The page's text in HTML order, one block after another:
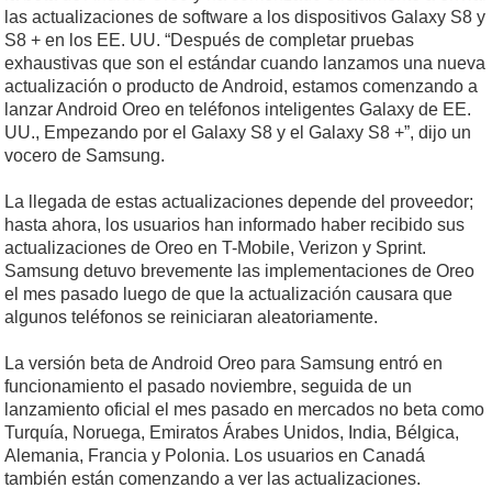
las actualizaciones de software a los dispositivos Galaxy S8 y
S8 + en los EE. UU. “Después de completar pruebas
exhaustivas que son el estándar cuando lanzamos una nueva
actualización o producto de Android, estamos comenzando a
lanzar Android Oreo en teléfonos inteligentes Galaxy de EE.
UU., Empezando por el Galaxy S8 y el Galaxy S8 +”, dijo un
vocero de Samsung.
La llegada de estas actualizaciones depende del proveedor;
hasta ahora, los usuarios han informado haber recibido sus
actualizaciones de Oreo en T-Mobile, Verizon y Sprint.
Samsung detuvo brevemente las implementaciones de Oreo
el mes pasado luego de que la actualización causara que
algunos teléfonos se reiniciaran aleatoriamente.
La versión beta de Android Oreo para Samsung entró en
funcionamiento el pasado noviembre, seguida de un
lanzamiento oficial el mes pasado en mercados no beta como
Turquía, Noruega, Emiratos Árabes Unidos, India, Bélgica,
Alemania, Francia y Polonia. Los usuarios en Canadá
también están comenzando a ver las actualizaciones.